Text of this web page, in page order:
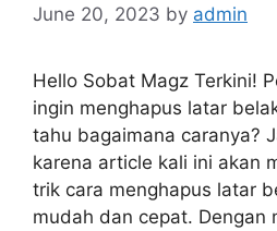
June 20, 2023 by admin
Hello Sobat Magz Terkini!
ingin menghapus latar
tahu bagaimana caranya?
karena article kali ini akan
trik cara menghapus latar
mudah dan cepat. Dengan